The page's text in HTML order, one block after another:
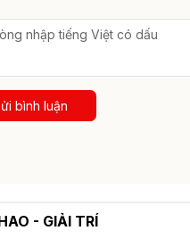
bình luận
- GIẢI TRÍ